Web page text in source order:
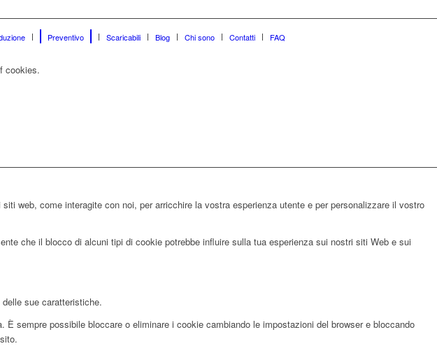
Preventivo Scaricabili Blog Chi sono Contatti FAQ
cookies.
web, come interagite con noi, per arricchire la vostra esperienza utente e per personalizzare il vostro
che il blocco di alcuni tipi di cookie potrebbe influire sulla tua esperienza sui nostri siti Web e sui
sue caratteristiche.
sempre possibile bloccare o eliminare i cookie cambiando le impostazioni del browser e bloccando